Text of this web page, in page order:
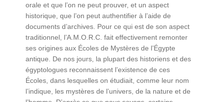
orale et que l’on ne peut prouver, et un aspect
historique, que l’on peut authentifier à l’aide de
documents d’archives. Pour ce qui est de son aspect
traditionnel, l’A.M.O.R.C. fait effectivement remonter
ses origines aux Écoles de Mystères de l’Égypte
antique. De nos jours, la plupart des historiens et des
égyptologues reconnaissent l’existence de ces
Écoles, dans lesquelles on étudiait, comme leur nom
l’indique, les mystères de l’univers, de la nature et de